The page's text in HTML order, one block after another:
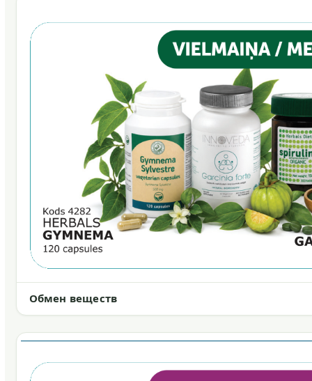
Обмен веществ